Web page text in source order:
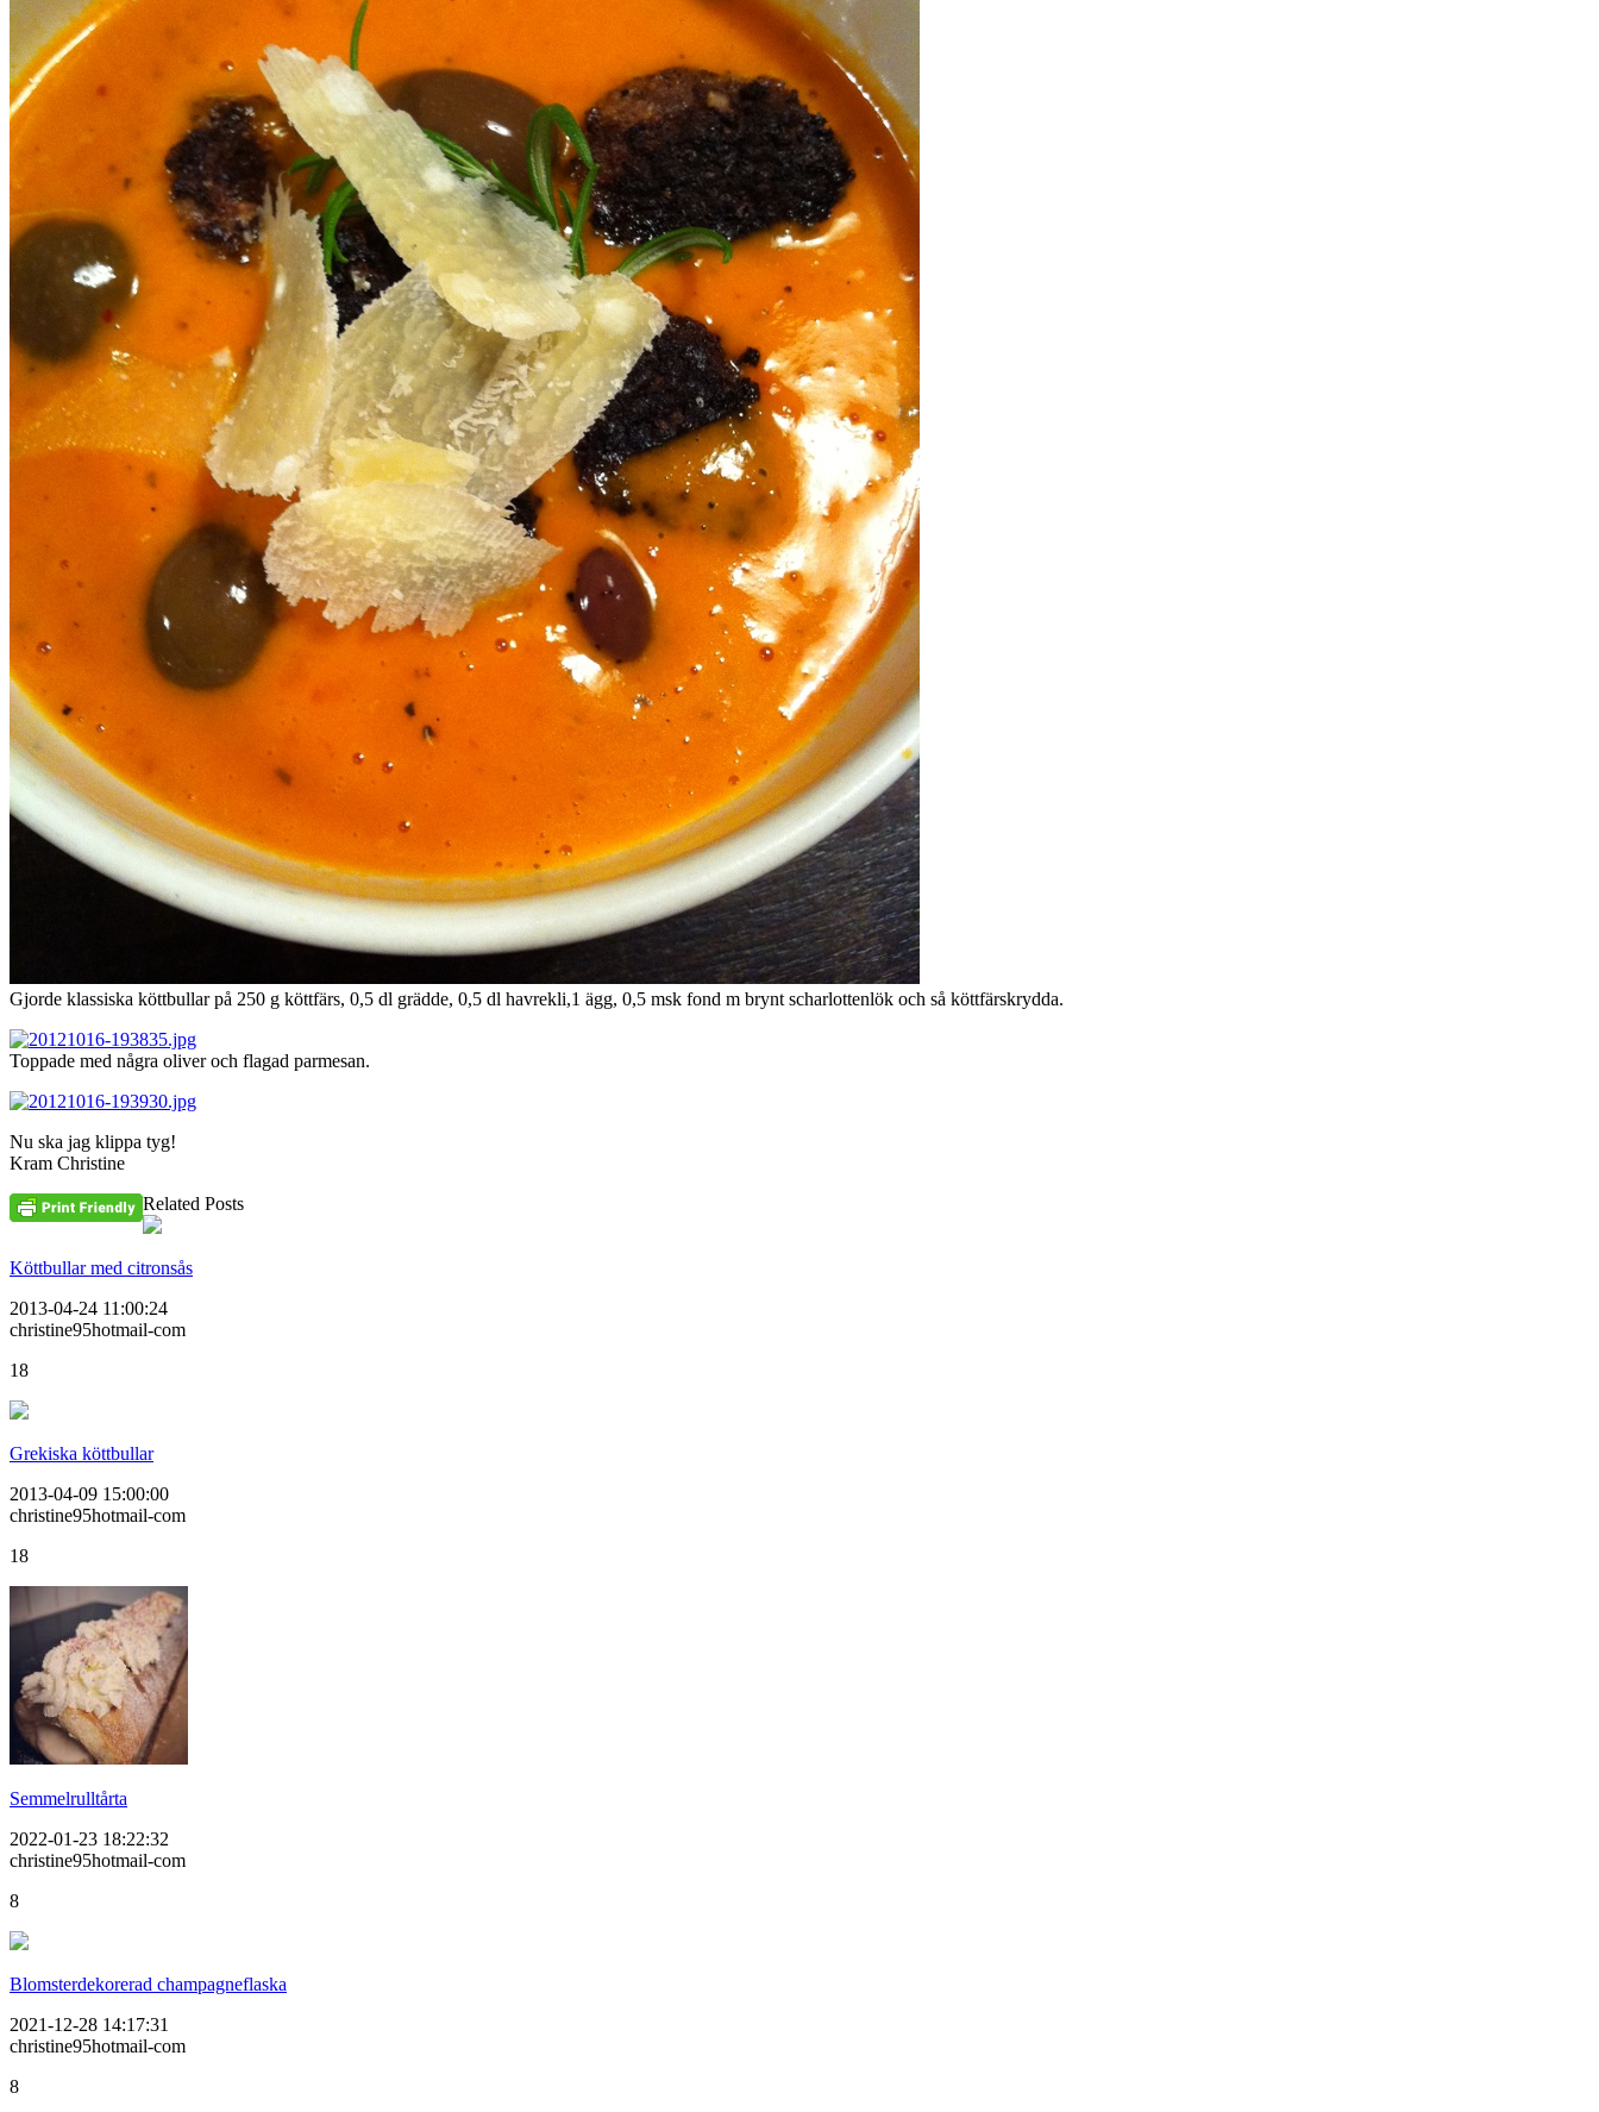
Gjorde klassiska köttbullar på 250 g köttfärs, 0,5 dl grädde, 0,5 dl havrekli,1 ägg, 0,5 msk fond m brynt scharlottenlök och så köttfärskrydda.
Toppade med några oliver och flagad parmesan.
Nu ska jag klippa tyg!
Kram Christine
Related Posts
Köttbullar med citronsås
2013-04-24 11:00:24
christine95hotmail-com
18
Grekiska köttbullar
2013-04-09 15:00:00
christine95hotmail-com
18
Semmelrulltårta
2022-01-23 18:22:32
christine95hotmail-com
8
Blomsterdekorerad champagneflaska
2021-12-28 14:17:31
christine95hotmail-com
8